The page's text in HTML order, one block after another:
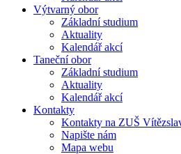
Výtvarný obor
Základní studium
Aktuality
Kalendář akcí
Taneční obor
Základní studium
Aktuality
Kalendář akcí
Kontakty
Kontakty na ZUŠ
Napište nám
Mapa webu